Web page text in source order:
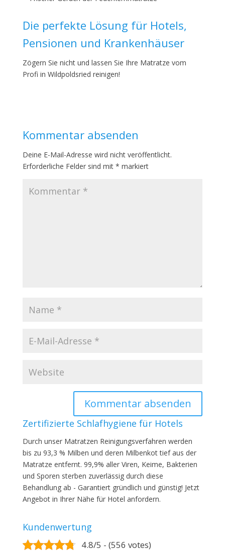
Die perfekte Lösung für Hotels,
Pensionen und Krankenhäuser
Zögern Sie nicht und lassen Sie Ihre Matratze vom
Profi in Wildpoldsried reinigen!
Kommentar absenden
Deine E-Mail-Adresse wird nicht veröffentlicht.
Erforderliche Felder sind mit * markiert
Zertifizierte Schlafhygiene für Hotels
Durch unser Matratzen Reinigungsverfahren werden
bis zu 93,3 % Milben und deren Milbenkot tief aus der
Matratze entfernt. 99,9% aller Viren, Keime, Bakterien
und Sporen sterben zuverlässig durch diese
Behandlung ab - Garantiert gründlich und günstig! Jetzt
Angebot in Ihrer Nähe für Hotel anfordern.
Kundenwertung
4.8/5 - (556 votes)